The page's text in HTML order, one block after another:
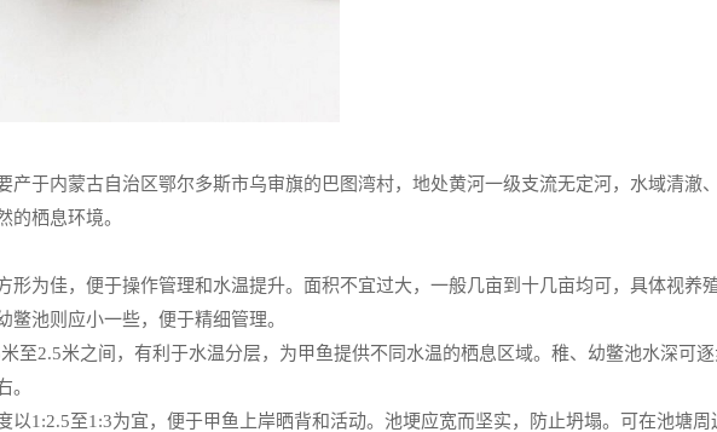
产于内蒙古自治区鄂尔多斯市乌审旗的巴图湾村，地处黄河一级支流无定河，水域清澈
的栖息环境。
形为佳，便于操作管理和水温提升。面积不宜过大，一般几亩到十几亩均可，具体视养
鳖池则应小一些，便于精细管理。
至2.5米之间，有利于水温分层，为甲鱼提供不同水温的栖息区域。稚、幼鳖池水深可逐
。
以1:2.5至1:3为宜，便于甲鱼上岸晒背和活动。池埂应宽而坚实，防止坍塌。可在池塘周